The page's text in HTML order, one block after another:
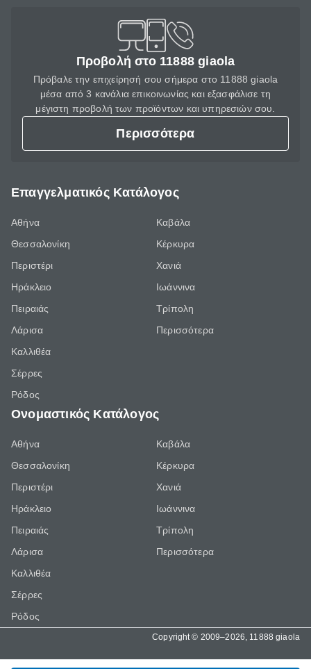
Προβολή στο 11888 giaola
Πρόβαλε την επιχείρησή σου σήμερα στο 11888 giaola
μέσα από 3 κανάλια επικοινωνίας και εξασφάλισε τη
μέγιστη προβολή των προϊόντων και υπηρεσιών σου.
Περισσότερα
Επαγγελματικός Κατάλογος
Αθήνα
Θεσσαλονίκη
Περιστέρι
Ηράκλειο
Πειραιάς
Λάρισα
Καλλιθέα
Σέρρες
Ρόδος
Καβάλα
Κέρκυρα
Χανιά
Ιωάννινα
Τρίπολη
Περισσότερα
Ονομαστικός Κατάλογος
Αθήνα
Θεσσαλονίκη
Περιστέρι
Ηράκλειο
Πειραιάς
Λάρισα
Καλλιθέα
Σέρρες
Ρόδος
Καβάλα
Κέρκυρα
Χανιά
Ιωάννινα
Τρίπολη
Περισσότερα
Copyright © 2009–2026, 11888 giaola